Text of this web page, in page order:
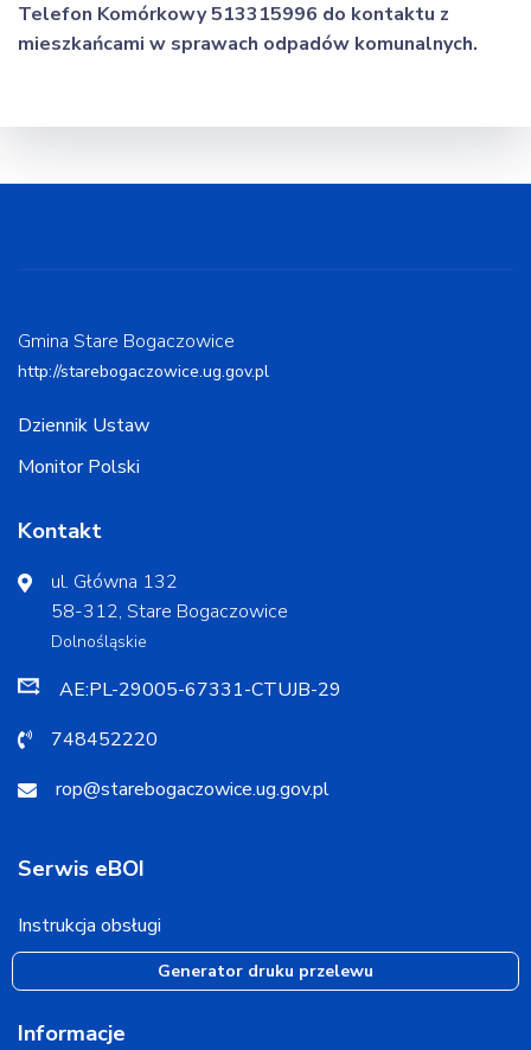
Telefon Komórkowy 513315996 do kontaktu z
mieszkańcami w sprawach odpadów komunalnych.
Gmina Stare Bogaczowice
http://starebogaczowice.ug.gov.pl
Dziennik Ustaw
Monitor Polski
Kontakt
ul. Główna 132
58-312, Stare Bogaczowice
Dolnośląskie
AE:PL-29005-67331-CTUJB-29
748452220
rop@starebogaczowice.ug.gov.pl
Serwis eBOI
Instrukcja obsługi
Generator druku przelewu
Informacje